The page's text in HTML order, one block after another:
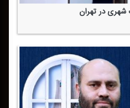
در تهران